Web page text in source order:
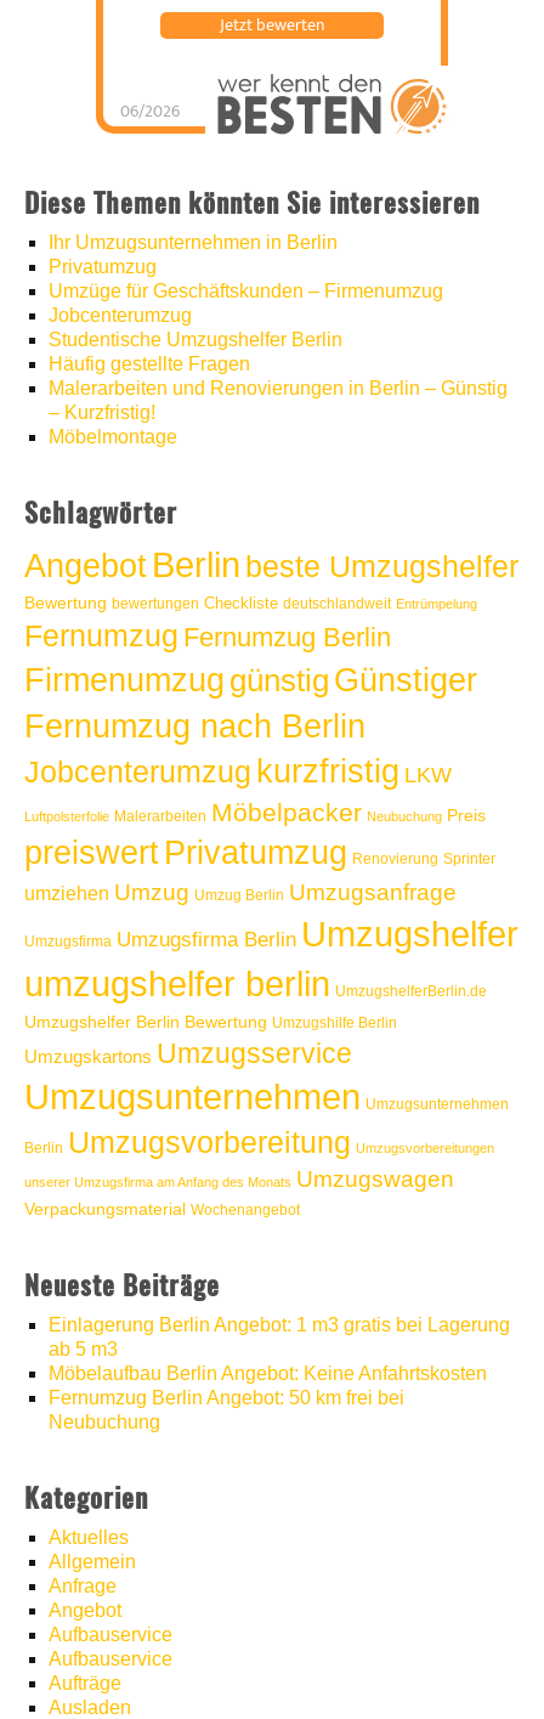
06/2026
Jetzt bewerten
Umzugshelfer Berlin
hat5von5 Sternen |
werkenntdenBESTEN.de
Diese Themen könnten Sie interessieren
Ihr Umzugsunternehmen in Berlin
Privatumzug
Umzüge für Geschäftskunden – Firmenumzug
Jobcenterumzug
Studentische Umzugshelfer Berlin
Häufig gestellte Fragen
Malerarbeiten und Renovierungen in Berlin – Günstig
– Kurzfristig!
Möbelmontage
Schlagwörter
AngebotBerlin beste Umzugshelfer
Bewertung bewertungen Checkliste deutschlandweit Entrümpelung
Fernumzug Fernumzug Berlin
Firmenumzug günstig Günstiger
Fernumzug nach Berlin
Jobcenterumzug kurzfristig LKW
Luftpolsterfolie Malerarbeiten Möbelpacker Neubuchung Preis
preiswert Privatumzug Renovierung Sprinter
umziehen Umzug Umzug Berlin Umzugsanfrage
Umzugsfirma Umzugsfirma Berlin Umzugshelfer
umzugshelfer berlin UmzugshelferBerlin.de
Umzugshelfer Berlin Bewertung Umzugshilfe Berlin
Umzugskartons Umzugsservice
Umzugsunternehmen Umzugsunternehmen
Berlin Umzugsvorbereitung Umzugsvorbereitungen
unserer Umzugsfirma am Anfang des Monats Umzugswagen
Verpackungsmaterial Wochenangebot
Neueste Beiträge
Einlagerung Berlin Angebot: 1 m3 gratis bei Lagerung
ab 5 m3
Möbelaufbau Berlin Angebot: Keine Anfahrtskosten
Fernumzug Berlin Angebot: 50 km frei bei
Neubuchung
Kategorien
Aktuelles
Allgemein
Anfrage
Angebot
Aufbauservice
Aufbauservice
Aufträge
Ausladen